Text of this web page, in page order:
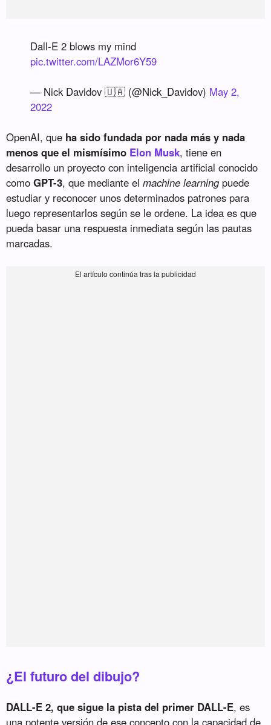
Dall-E 2 blows my mind
pic.twitter.com/LAZMor6Y59
— Nick Davidov 🇺🇦 (@Nick_Davidov) May 2,
2022
OpenAI, que ha sido fundada por nada más y nada
menos que el mismísimo Elon Musk, tiene en
desarrollo un proyecto con inteligencia artificial conocido
comoGPT-3, que mediante elmachine learningpuede
estudiar y reconocer unos determinados patrones para
luego representarlos según se le ordene. La idea es que
pueda basar una respuesta inmediata según las pautas
marcadas.
¿El futuro del dibujo?
DALL-E 2, que sigue la pista del primer DALL-E, es
una potente versión de ese concepto con la capacidad de